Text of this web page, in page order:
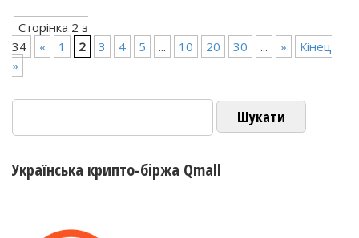
Сторінка 2 з
34
« 1 2 3 4 5 ... 10 20 30 ... »
Кінец
»
Українська крипто-біржа Qmall